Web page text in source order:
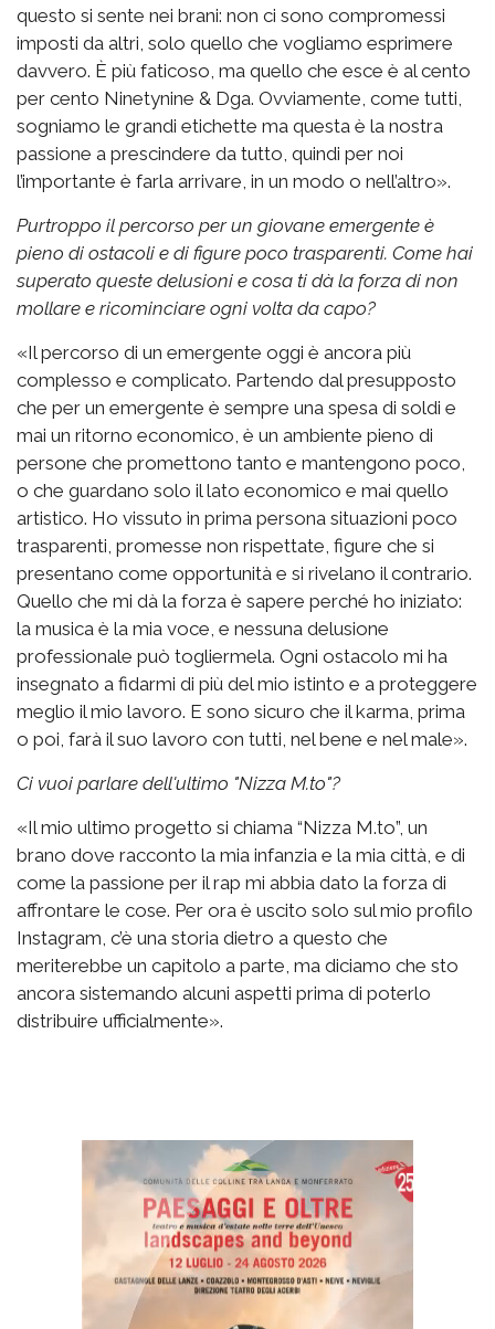
questo si sente nei brani: non ci sono compromessi
imposti da altri, solo quello che vogliamo esprimere
davvero. È più faticoso, ma quello che esce è al cento
per cento Ninetynine & Dga. Ovviamente, come tutti,
sogniamo le grandi etichette ma questa è la nostra
passione a prescindere da tutto, quindi per noi
l’importante è farla arrivare, in un modo o nell’altro».
Purtroppo il percorso per un giovane emergente è
pieno di ostacoli e di figure poco trasparenti. Come hai
superato queste delusioni e cosa ti dà la forza di non
mollare e ricominciare ogni volta da capo?
«Il percorso di un emergente oggi è ancora più
complesso e complicato. Partendo dal presupposto
che per un emergente è sempre una spesa di soldi e
mai un ritorno economico, è un ambiente pieno di
persone che promettono tanto e mantengono poco,
o che guardano solo il lato economico e mai quello
artistico. Ho vissuto in prima persona situazioni poco
trasparenti, promesse non rispettate, figure che si
presentano come opportunità e si rivelano il contrario.
Quello che mi dà la forza è sapere perché ho iniziato:
la musica è la mia voce, e nessuna delusione
professionale può togliermela. Ogni ostacolo mi ha
insegnato a fidarmi di più del mio istinto e a proteggere
meglio il mio lavoro. E sono sicuro che il karma, prima
o poi, farà il suo lavoro con tutti, nel bene e nel male».
Ci vuoi parlare dell'ultimo "Nizza M.to"?
«Il mio ultimo progetto si chiama “Nizza M.to”, un
brano dove racconto la mia infanzia e la mia città, e di
come la passione per il rap mi abbia dato la forza di
affrontare le cose. Per ora è uscito solo sul mio profilo
Instagram, c’è una storia dietro a questo che
meriterebbe un capitolo a parte, ma diciamo che sto
ancora sistemando alcuni aspetti prima di poterlo
distribuire ufficialmente».